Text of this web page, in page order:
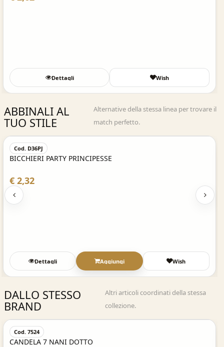
Dettagli Wish
ABBINALI AL
TUO STILE
Alternative della stessa linea per trovare il
match perfetto.
Acquisto Veloce
Cod. D36PJ
BICCHIERI PARTY PRINCIPESSE
€ 2,32
Dettagli Aggiungi Wish
DALLO STESSO
BRAND
Altri articoli coordinati della stessa
collezione.
Acquisto Veloce
Cod. 7524
CANDELA 7 NANI DOTTO